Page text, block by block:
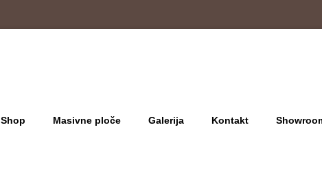
Shop Masivne ploče Galerija Kontakt